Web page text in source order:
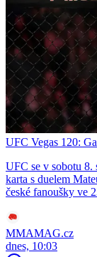
UFC Vegas 120:
UFC se v sobotu
karta s duelem
české fanoušky ve
MMAMAG.cz
dnes, 10:03